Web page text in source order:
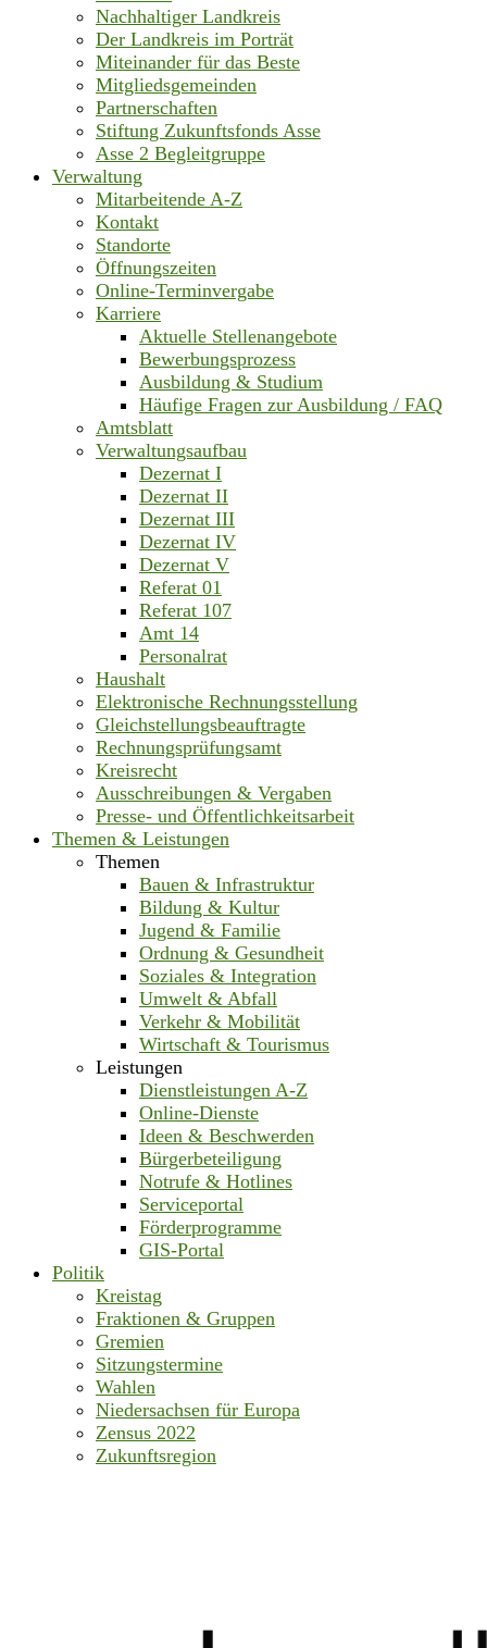
Nachhaltiger Landkreis
Der Landkreis im Porträt
Miteinander für das Beste
Mitgliedsgemeinden
Partnerschaften
Stiftung Zukunftsfonds Asse
Asse 2 Begleitgruppe
Verwaltung
Mitarbeitende A-Z
Kontakt
Standorte
Öffnungszeiten
Online-Terminvergabe
Karriere
Aktuelle Stellenangebote
Bewerbungsprozess
Ausbildung & Studium
Häufige Fragen zur Ausbildung / FAQ
Amtsblatt
Verwaltungsaufbau
Dezernat I
Dezernat II
Dezernat III
Dezernat IV
Dezernat V
Referat 01
Referat 107
Amt 14
Personalrat
Haushalt
Elektronische Rechnungsstellung
Gleichstellungsbeauftragte
Rechnungsprüfungsamt
Kreisrecht
Ausschreibungen & Vergaben
Presse- und Öffentlichkeitsarbeit
Themen & Leistungen
Themen
Bauen & Infrastruktur
Bildung & Kultur
Jugend & Familie
Ordnung & Gesundheit
Soziales & Integration
Umwelt & Abfall
Verkehr & Mobilität
Wirtschaft & Tourismus
Leistungen
Dienstleistungen A-Z
Online-Dienste
Ideen & Beschwerden
Bürgerbeteiligung
Notrufe & Hotlines
Serviceportal
Förderprogramme
GIS-Portal
Politik
Kreistag
Fraktionen & Gruppen
Gremien
Sitzungstermine
Wahlen
Niedersachsen für Europa
Zensus 2022
Zukunftsregion